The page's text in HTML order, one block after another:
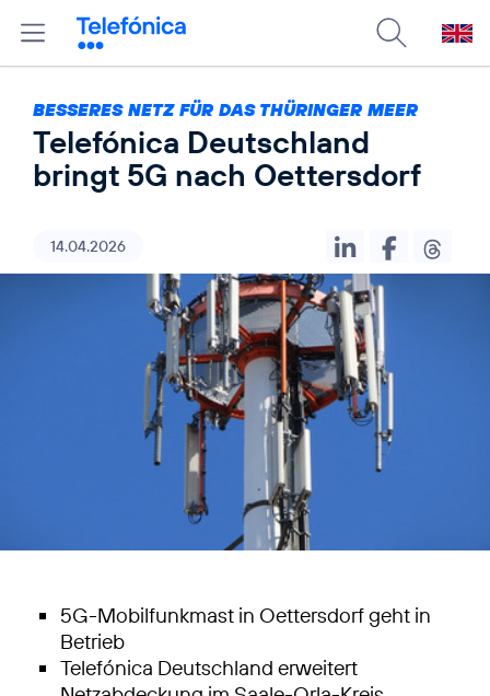
BESSERES NETZ FÜR DAS THÜRINGER MEER
Telefónica Deutschland
bringt 5G nach Oettersdorf
14.04.2026
5G-Mobilfunkmast in Oettersdorf geht in
Betrieb
Telefónica Deutschland erweitert